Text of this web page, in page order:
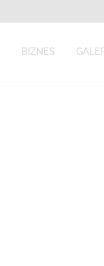
BIZNES
BIZNES